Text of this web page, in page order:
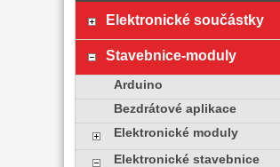
Elektronické součástky
Stavebnice-moduly
Arduino
Bezdrátové aplikace
Elektronické moduly
Elektronické stavebnice